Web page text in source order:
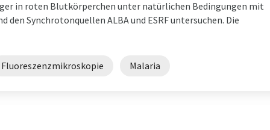
in roten Blutkörperchen unter natürlichen Bedingungen mit
den Synchrotonquellen ALBA und ESRF untersuchen. Die
Fluoreszenzmikroskopie Malaria